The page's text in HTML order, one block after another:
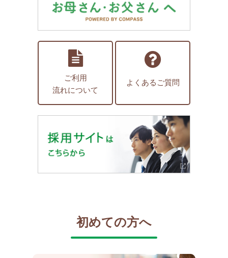
ご利用
流れについて
よくあるご質問
初めての方へ